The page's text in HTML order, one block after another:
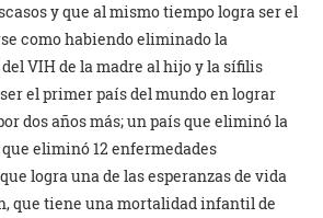
y que al mismo tiempo logra ser el
como habiendo eliminado la
VIH de la madre al hijo y la sífilis
el primer país del mundo en lograr
dos años más; un país que eliminó la
eliminó 12 enfermedades
logra una de las esperanzas de vida
que tiene una mortalidad infantil de